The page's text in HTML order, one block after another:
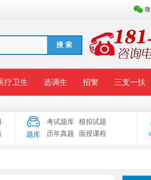
搜 索
疗卫生 选调生 招警 三支一扶
查询 录用公示 考试题库 辅导
题库
考试题库
模拟试题
历年真题
面授课程